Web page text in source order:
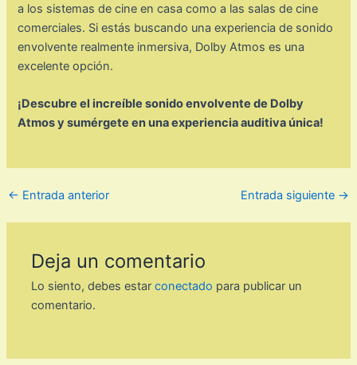
a los sistemas de cine en casa como a las salas de cine
comerciales. Si estás buscando una experiencia de sonido
envolvente realmente inmersiva, Dolby Atmos es una
excelente opción.
¡Descubre el increíble sonido envolvente de Dolby
Atmos y sumérgete en una experiencia auditiva única!
← Entrada anterior Entrada siguiente →
Deja un comentario
Lo siento, debes estarconectado para publicar un
comentario.